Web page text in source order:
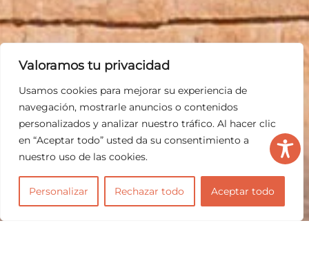
Valoramos tu privacidad
Usamos cookies para mejorar su experiencia de
navegación, mostrarle anuncios o contenidos
personalizados y analizar nuestro tráfico. Al hacer clic
en “Aceptar todo” usted da su consentimiento a
nuestro uso de las cookies.
Personalizar Rechazar todo Aceptar todo